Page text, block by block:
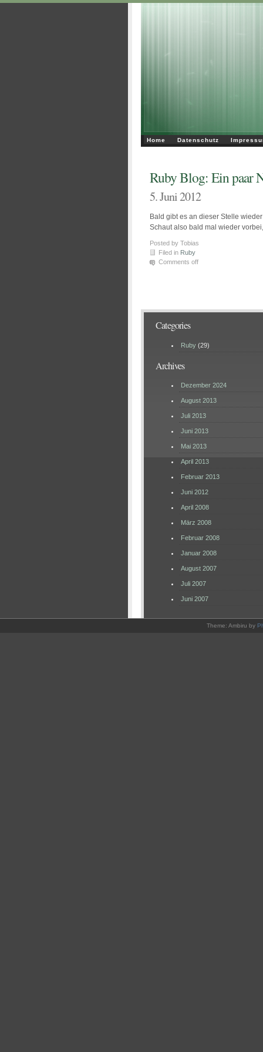
Home Datenschutz
Ruby Blog: Ein paar
5. Juni 2012
Bald gibt es an dieser Stelle
Schaut also bald mal wieder
Posted by Tobias
Filed in Ruby
Comments off
Categories
Ruby (29)
Archives
Dezember 2024
August 2013
Juli 2013
Juni 2013
Mai 2013
April 2013
Februar 2013
Juni 2012
April 2008
März 2008
Februar 2008
Januar 2008
August 2007
Juli 2007
Juni 2007
Theme: Ambiru by